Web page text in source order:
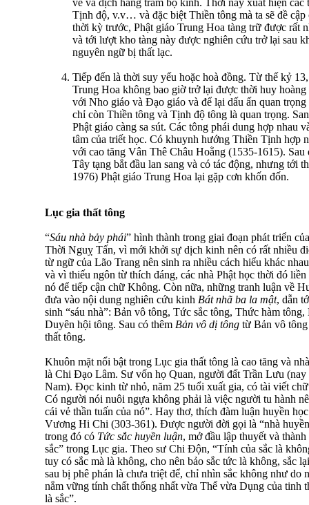
về và dịch hàng trăm bộ kinh. Thời này xuất hiện
Tịnh độ, v.v… và đặc biệt Thiền tông mà ta sẽ đề
thời kỳ trước, Phật giáo Trung Hoa tàng trữ được rất
và tới lượt kho tàng này được nghiên cứu trở lại sau
nguyên ngữ bị thất lạc.
Tiếp đến là thời suy yếu hoặc hoà đồng. Từ thế kỷ
Trung Hoa không bao giờ trở lại được thời huy
với Nho giáo và Ðạo giáo và để lại dấu ấn quan
chỉ còn Thiền tông và Tịnh độ tông là quan trọng.
Phật giáo càng sa sút. Các tông phái dung hợp nhau
tâm của triết học. Có khuynh hướng Thiền Tịnh hợp
với cao tăng Vân Thê Châu Hoằng (1535-1615).
Tây tạng bắt đầu lan sang và có tác động, nhưng tới
1976) Phật giáo Trung Hoa lại gặp cơn khốn đốn.
Lục gia thất tông
“Sáu nhà bảy phái” hình thành trong giai đoạn phát triển
Thời Nguỵ Tấn, vì mới khởi sự dịch kinh nên có rất nhiều
từ ngữ của Lão Trang nên sinh ra nhiều cách hiểu khác
và vì thiếu ngôn từ thích đáng, các nhà Phật học thời đó
nó để tiếp cận chữ Không. Còn nữa, những tranh luận về
đưa vào nội dung nghiên cứu kinh Bát nhã ba la mật, dẫn
sinh “sáu nhà”: Bản vô tông, Tức sắc tông, Thức hàm
Duyên hội tông. Sau có thêm Bản vô dị tông từ Bản vô
thất tông.
Khuôn mặt nổi bật trong Lục gia thất tông là cao tăng và
là Chi Ðạo Lâm. Sư vốn họ Quan, người đất Trần Lưu
Nam). Ðọc kinh từ nhỏ, năm 25 tuổi xuất gia, có tài viết
Có người nói nuôi ngựa không phải là việc người tu hành
cái vẻ thần tuấn của nó”. Hay thơ, thích đàm luận huyền
Vương Hi Chi (303-361). Ðược người đời gọi là “nhà
trong đó có Tức sắc huyền luận, mở đầu lập thuyết và
sắc” trong Lục gia. Theo sư Chi Ðộn, “Tính của sắc là
tuy có sắc mà là không, cho nên bảo sắc tức là không, sắc
sau bị phê phán là chưa triệt để, chỉ nhìn sắc không như do
nắm vững tính chất thống nhất vừa Thể vừa Dụng của tinh
là sắc”.